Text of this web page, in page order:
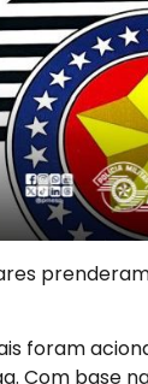
foram
Com base